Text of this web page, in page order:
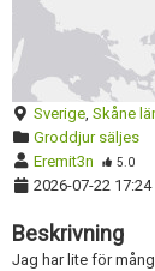
Sverige, Skåne
Groddjur säljes
Eremit3n
5.0
2026-07-22 17:24
Beskrivning
Jag har lite för